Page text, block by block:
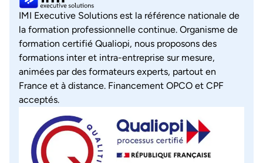
IMI Executive Solutions est la référence nationale de
la formation professionnelle continue. Organisme de
formation certifié Qualiopi, nous proposons des
formations inter et intra-entreprise sur mesure,
animées par des formateurs experts, partout en
France et à distance. Financement OPCO et CPF
acceptés.